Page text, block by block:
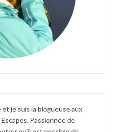
je suis la blogueuse aux
Passionnée de